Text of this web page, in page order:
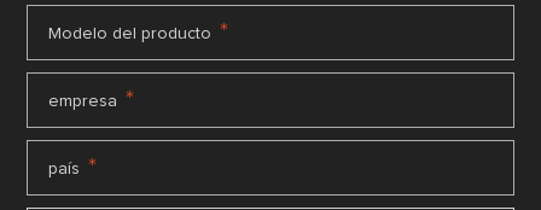
Modelo del producto *
empresa *
país *